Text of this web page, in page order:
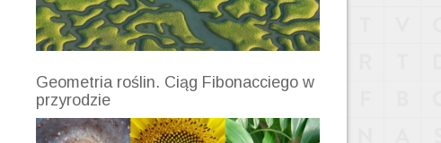
Geometria roślin. Ciąg Fibonacciego w
przyrodzie